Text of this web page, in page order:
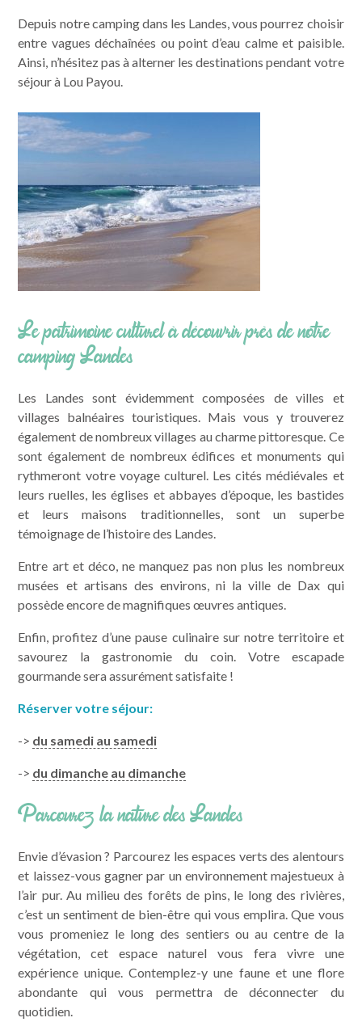
Depuis notre camping dans les Landes, vous pourrez choisir
entre vagues déchaînées ou point d’eau calme et paisible.
Ainsi, n’hésitez pas à alterner les destinations pendant votre
séjour à Lou Payou.
Le patrimoine culturel à découvrir près de notre
camping Landes
Les Landes sont évidemment composées de villes et
villages balnéaires touristiques. Mais vous y trouverez
également de nombreux villages au charme pittoresque. Ce
sont également de nombreux édifices et monuments qui
rythmeront votre voyage culturel. Les cités médiévales et
leurs ruelles, les églises et abbayes d’époque, les bastides
et leurs maisons traditionnelles, sont un superbe
témoignage de l’histoire des Landes.
Entre art et déco, ne manquez pas non plus les nombreux
musées et artisans des environs, ni la ville de Dax qui
possède encore de magnifiques œuvres antiques.
Enfin, profitez d’une pause culinaire sur notre territoire et
savourez la gastronomie du coin. Votre escapade
gourmande sera assurément satisfaite !
Réserver votre séjour:
-> du samedi au samedi
-> du dimanche au dimanche
Parcourez la nature des Landes
Envie d’évasion ? Parcourez les espaces verts des alentours
et laissez-vous gagner par un environnement majestueux à
l’air pur. Au milieu des forêts de pins, le long des rivières,
c’est un sentiment de bien-être qui vous emplira. Que vous
vous promeniez le long des sentiers ou au centre de la
végétation, cet espace naturel vous fera vivre une
expérience unique. Contemplez-y une faune et une flore
abondante qui vous permettra de déconnecter du
quotidien.